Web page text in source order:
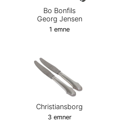
Bo Bonfils
Georg Jensen
1 emne
Christiansborg
3 emner